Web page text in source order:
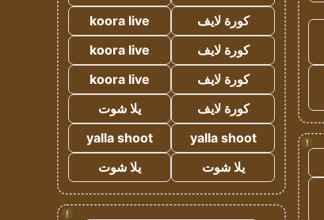
!
كورة لايف
koora live
كورة لايف
koora live
كورة لايف
koora live
كورة لايف
يلا شوت
yalla shoot
yalla shoot
يلا شوت
يلا شوت
!